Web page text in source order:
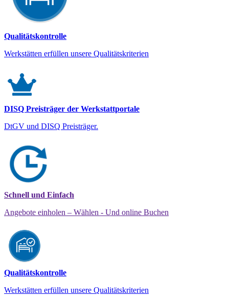
Qualitätskontrolle
Werkstätten erfüllen unsere Qualitätskriterien
DISQ Preisträger der Werkstattportale
DtGV und DISQ Preisträger.
Schnell und Einfach
Angebote einholen – Wählen - Und online Buchen
Qualitätskontrolle
Werkstätten erfüllen unsere Qualitätskriterien